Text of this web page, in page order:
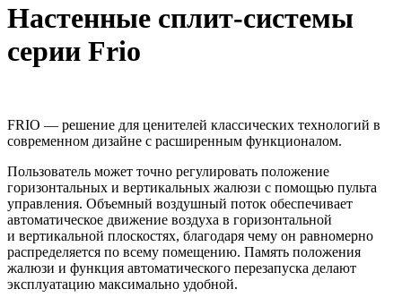
Настенные сплит-системы
серии Frio
FRIO — решение для ценителей классических технологий в
современном дизайне с расширенным функционалом.
Пользователь может точно регулировать положение
горизонтальных и вертикальных жалюзи с помощью пульта
управления. Объемный воздушный поток обеспечивает
автоматическое движение воздуха в горизонтальной
и вертикальной плоскостях, благодаря чему он равномерно
распределяется по всему помещению. Память положения
жалюзи и функция автоматического перезапуска делают
эксплуатацию максимально удобной.